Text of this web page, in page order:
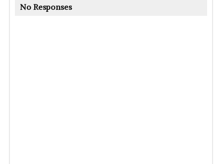
No Responses